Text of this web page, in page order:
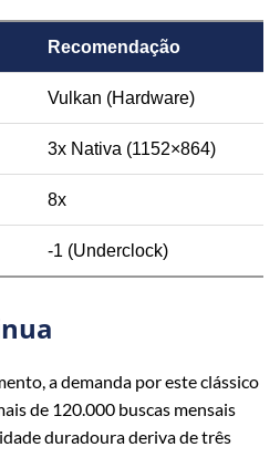
Recomendação
Vulkan (Hardware)
3x Nativa (1152×864)
8x
-1 (Underclock)
a demanda por este clássico
de 120.000 buscas mensais
duradoura deriva de três